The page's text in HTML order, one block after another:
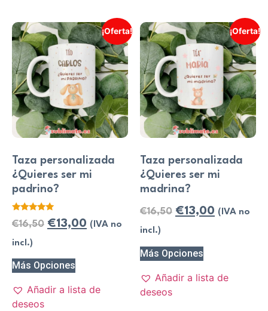
¡Oferta!
Taza personalizada
¿Quieres ser mi
padrino?
Valorado
con
de 5
€16,50 €13,00 (IVA no
incl.)
Más Opciones
Añadir a lista de
deseos
¡Oferta!
Taza personalizada
¿Quieres ser mi
madrina?
€16,50 €13,00 (IVA no
incl.)
Más Opciones
Añadir a lista de
deseos